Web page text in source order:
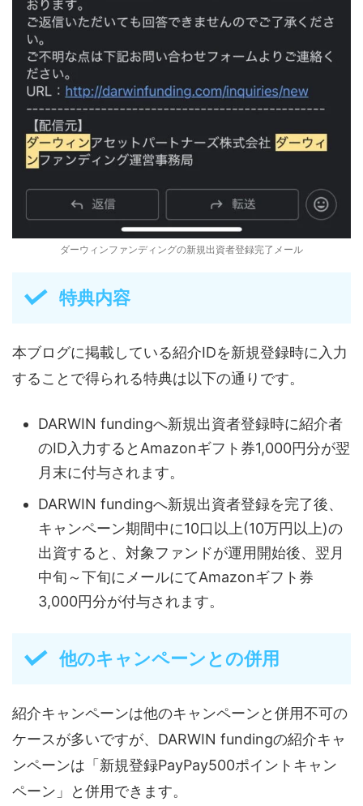
ダーウィンファンディングの新規出資者登録完了メール
特典内容
本ブログに掲載している紹介IDを新規登録時に入力
することで得られる特典は以下の通りです。
DARWIN fundingへ新規出資者登録時に紹介者
のID入力するとAmazonギフト券1,000円分が翌
月末に付与されます。
DARWIN fundingへ新規出資者登録を完了後、
キャンペーン期間中に10口以上(10万円以上)の
出資すると、対象ファンドが運用開始後、翌月
中旬～下旬にメールにてAmazonギフト券
3,000円分が付与されます。
他のキャンペーンとの併用
紹介キャンペーンは他のキャンペーンと併用不可の
ケースが多いですが、DARWIN fundingの紹介キャ
ンペーンは「新規登録PayPay500ポイントキャン
ペーン」と併用できます。